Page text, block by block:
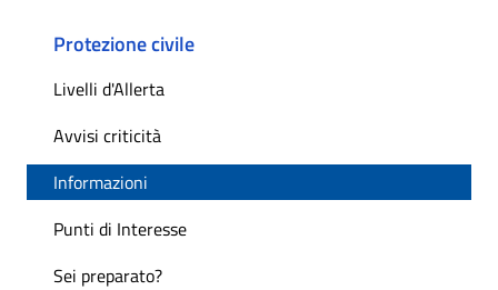
Protezione civile
Livelli d'Allerta
Avvisi criticità
Informazioni
Punti di Interesse
Sei preparato?